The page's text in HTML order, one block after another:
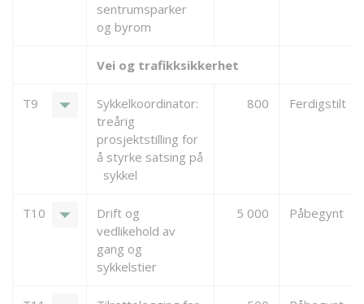
sentrumsparker
og byrom
Vei og trafikksikkerhet
T9 arrow_drop_down
Sykkelkoordinator:
treårig
prosjektstilling for
å styrke satsing på
sykkel
800 Ferdigstilt
T10 arrow_drop_down
Drift og
vedlikehold av
gang og
sykkelstier
5 000 Påbegynt